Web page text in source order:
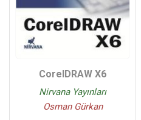
CorelDRAW X6
Nirvana Yayınları
Osman Gürkan